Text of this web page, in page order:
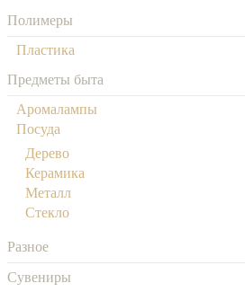
Полимеры
Пластика
Предметы быта
Аромалампы
Посуда
Дерево
Керамика
Металл
Стекло
Разное
Сувениры